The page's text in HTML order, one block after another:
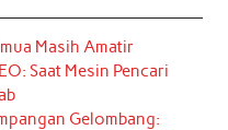
Masih Amatir
Saat Mesin Pencari
Gelombang: